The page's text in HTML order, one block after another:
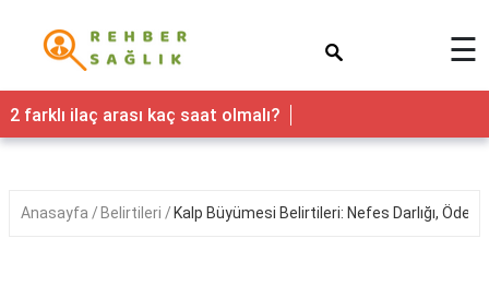
Sağlık
Yaşam
Nedir
☰
2 farklı ilaç arası kaç saat olmalı?
Anasayfa Belirtileri Kalp Büyümesi Belirtileri: Nefes Darlığı, Ödem